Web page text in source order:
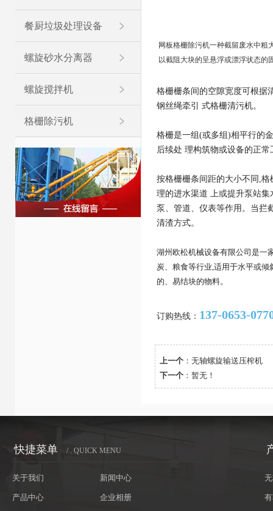
餐厨垃圾处理设备
螺旋砂水分离器
螺旋搅拌机
格栅除污机
网板格栅除污机一种截留废水中粗
以截阻大块的呈悬浮或漂浮状态的
格栅栅条间的空隙宽度可根据
钢丝绳牵引 式格栅清污机。
格栅是一组(或多组)相平行的
后续处 理构筑物或设备的正常
按格栅栅条间距的大小不同,
理的进水渠道 上或提升泵站
泵、管道、仪表等作用。当拦
清渣方式。
湖州欧松机械设备有限公司是一
炭、粮食等行业,适用于水平或
的、易结块的物料。
订购热线： 137-0653-
上一个 ： 无轴螺旋输送压榨机
下一个 ：暂无！
快捷菜单 / . QUICK MENU
关于我们 新闻中心
产品中心 企业相册